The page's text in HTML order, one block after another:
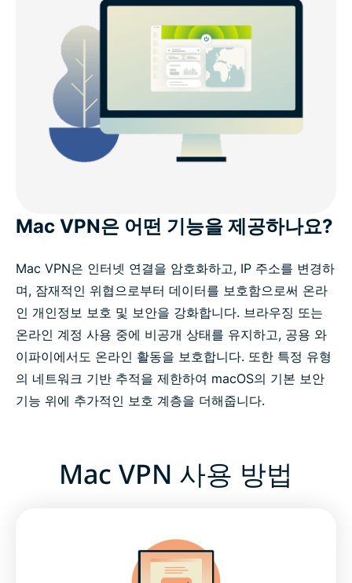
Mac VPN은 어떤 기능을 제공하나요?
Mac VPN은 인터넷 연결을 암호화하고, IP 주소를 변경하
며, 잠재적인 위협으로부터 데이터를 보호함으로써 온라
인 개인정보 보호 및 보안을 강화합니다. 브라우징 또는
온라인 계정 사용 중에 비공개 상태를 유지하고, 공용 와
이파이에서도 온라인 활동을 보호합니다. 또한 특정 유형
의 네트워크 기반 추적을 제한하여 macOS의 기본 보안
기능 위에 추가적인 보호 계층을 더해줍니다.
Mac VPN 사용 방법